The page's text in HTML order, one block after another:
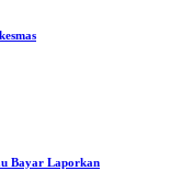
Bayar Laporkan